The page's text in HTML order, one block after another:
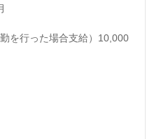
を行った場合支給）10,000